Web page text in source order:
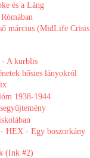
és a Láng
március (MidLife Crisis
- A kurblis
hősies lányokról
1938-1944
HEX - Egy boszorkány
(Ink #2)